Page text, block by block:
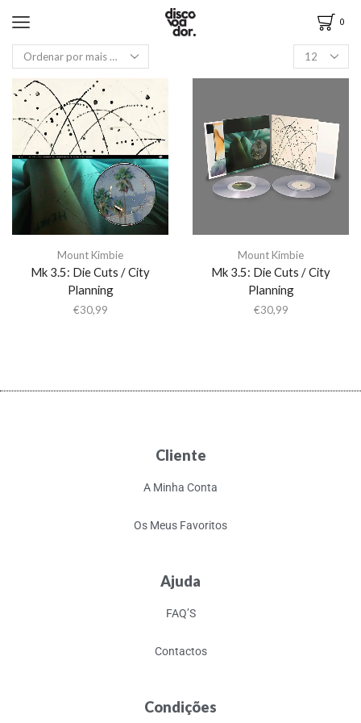
0
Mount Kimbie
Mk 3.5: Die Cuts / City
Planning
€30,99
Mount Kimbie
Mk 3.5: Die Cuts / City
Planning
€30,99
Cliente
A Minha Conta
Os Meus Favoritos
Ajuda
FAQ’S
Contactos
Condições